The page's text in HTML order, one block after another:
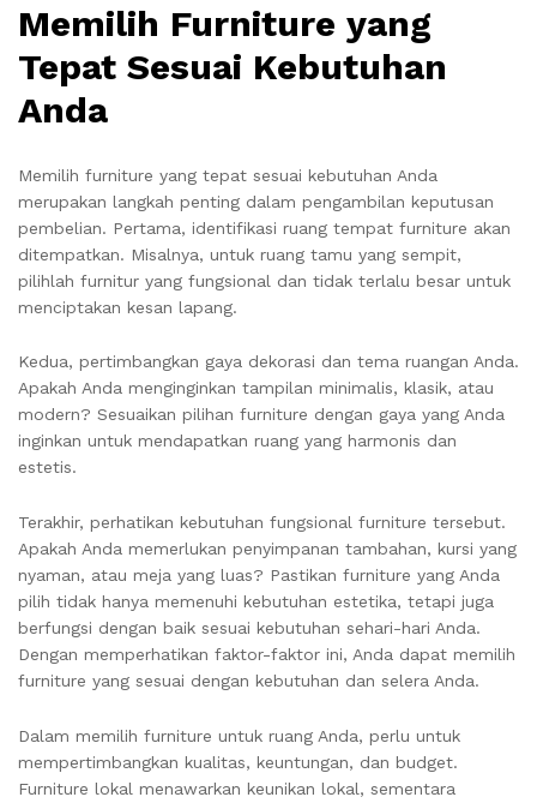
Memilih Furniture yang
Tepat Sesuai Kebutuhan
Anda
Memilih furniture yang tepat sesuai kebutuhan Anda
merupakan langkah penting dalam pengambilan keputusan
pembelian. Pertama, identifikasi ruang tempat furniture akan
ditempatkan. Misalnya, untuk ruang tamu yang sempit,
pilihlah furnitur yang fungsional dan tidak terlalu besar untuk
menciptakan kesan lapang.
Kedua, pertimbangkan gaya dekorasi dan tema ruangan Anda.
Apakah Anda menginginkan tampilan minimalis, klasik, atau
modern? Sesuaikan pilihan furniture dengan gaya yang Anda
inginkan untuk mendapatkan ruang yang harmonis dan
estetis.
Terakhir, perhatikan kebutuhan fungsional furniture tersebut.
Apakah Anda memerlukan penyimpanan tambahan, kursi yang
nyaman, atau meja yang luas? Pastikan furniture yang Anda
pilih tidak hanya memenuhi kebutuhan estetika, tetapi juga
berfungsi dengan baik sesuai kebutuhan sehari-hari Anda.
Dengan memperhatikan faktor-faktor ini, Anda dapat memilih
furniture yang sesuai dengan kebutuhan dan selera Anda.
Dalam memilih furniture untuk ruang Anda, perlu untuk
mempertimbangkan kualitas, keuntungan, dan budget.
Furniture lokal menawarkan keunikan lokal, sementara